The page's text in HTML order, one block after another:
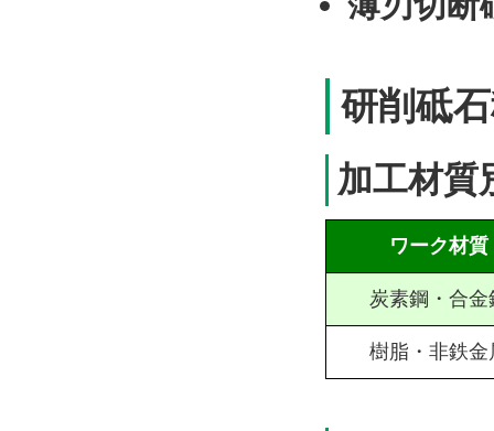
研削砥
加工材質
ワーク材質
炭素鋼・合金
樹脂・非鉄金